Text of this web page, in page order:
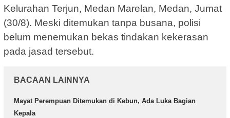
Kelurahan Terjun, Medan Marelan, Medan, Jumat
(30/8). Meski ditemukan tanpa busana, polisi
belum menemukan bekas tindakan kekerasan
pada jasad tersebut.
BACAAN LAINNYA
Mayat Perempuan Ditemukan di Kebun, Ada Luka Bagian
Kepala